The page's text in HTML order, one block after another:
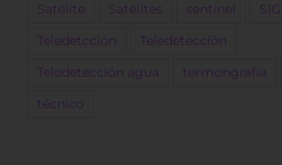
Satélite Satélites sentinel SIG
Teledetcción Teledetección
Teledetección agua termongrafía
técnico